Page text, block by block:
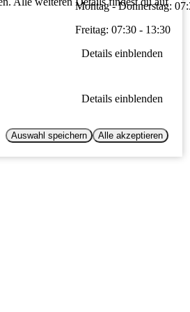
Details einblenden
Details einblenden
Auswahl speichern Alle akzeptieren
Montag - Donnerstag:
Freitag: 07:30 - 13:30